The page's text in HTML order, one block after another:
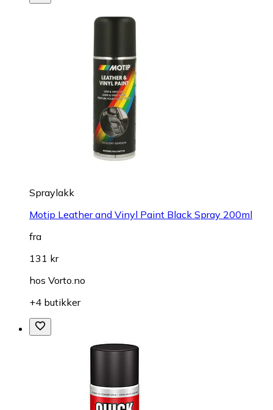
Spraylakk
Motip Leather and Vinyl Paint Black Spray 200ml
fra
131 kr
hos Vorto.no
+4 butikker